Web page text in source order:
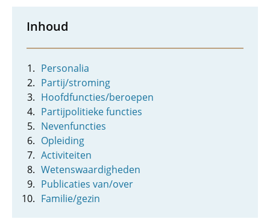
Inhoud
Personalia
Partij/stroming
Hoofdfuncties/beroepen
Partijpolitieke functies
Nevenfuncties
Opleiding
Activiteiten
Wetenswaardigheden
Publicaties van/over
Familie/gezin